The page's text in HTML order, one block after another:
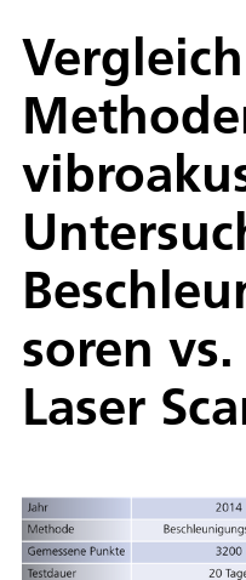
soren
Laser